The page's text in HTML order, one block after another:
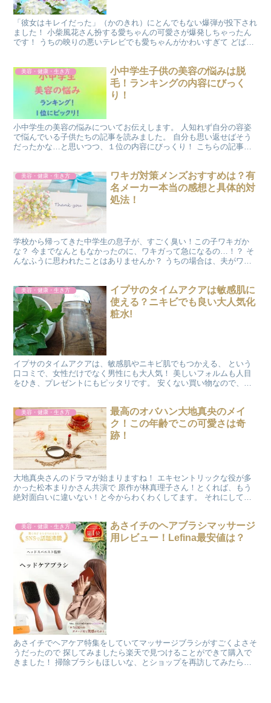
「彼女はキレイだった」（かのきれ）にとんでもない爆弾が投下され
ました！ 小柴風花さん扮する愛ちゃんの可愛さが爆発しちゃったん
です！ うちの映りの悪いテレビでも愛ちゃんがかわいすぎて どばあ
美容・健康・生き方
小中学生子供の美容の悩みは脱
毛！ランキングの内容にびっく
り！
小中学生の美容の悩みについてお伝えします。 人知れず自分の容姿
で悩んでいる子供たちの記事を読みました。 自分も思い返せばそう
だったかな…と思いつつ、１位の内容にびっくり！ こちらの記事で
美容・健康・生き方
ワキガ対策メンズおすすめは？有
名メーカー本当の感想と具体的対
処法！
学校から帰ってきた中学生の息子が、すごく臭い！この子ワキガか
な？ 今までなんともなかったのに、ワキガって急になるの…！？ そ
んなふうに思われたことはありませんか？ うちの場合は、夫がワキ
美容・健康・生き方
イプサのタイムアクアは敏感肌に
使える？ニキビでも良い大人気化
粧水!
イプサのタイムアクアは、敏感肌やニキビ肌でもつかえる、 という
口コミで、女性だけでなく男性にも大人気！ 美しいフォルムも人目
をひき、プレゼントにもピッタリです。 安くない買い物なので、失
美容・健康・生き方
最高のオバハン大地真央のメイ
ク！この年齢でこの可愛さは奇
跡！
大地真央さんのドラマが始まりますね！ エキセントリックな役が多
かった松本まりかさん共演で 原作が林真理子さん！とくれば、もう
絶対面白いに違いない！と今からわくわくしてます。 それにして
美容・健康・生き方
あさイチのヘアブラシマッサージ
用レビュー！Lefina最安値は？
あさイチでヘアケア特集をしていてマッサージブラシがすごくよさそ
うだったので 探してみましたら楽天で見つけることができて購入で
きました！ 掃除ブラシもほしいな、とショップを再訪してみたら、